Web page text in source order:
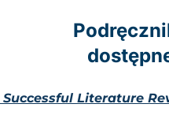
Literature